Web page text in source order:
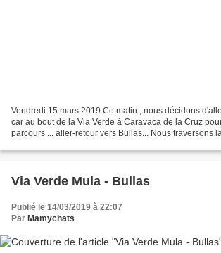
Vendredi 15 mars 2019 Ce matin , nous décidons
car au bout de la Via Verde à Caravaca de la Cruz
parcours ... aller-retour vers Bullas... Nous traversons
Via Verde Mula - Bullas
Publié le 14/03/2019 à 22:07
Par Mamychats